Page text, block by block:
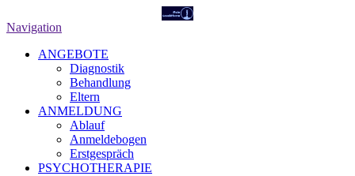
Navigation
ANGEBOTE
Diagnostik
Behandlung
Eltern
ANMELDUNG
Ablauf
Anmeldebogen
Erstgespräch
PSYCHOTHERAPIE